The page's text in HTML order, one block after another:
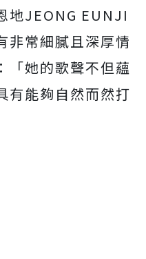
地JEONG EUNJI
非常細膩且深厚情
「她的歌聲不但蘊
有能夠自然而然打